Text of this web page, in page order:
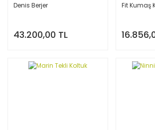
Denis Berjer
43.200,00 TL
Fit Kumaş